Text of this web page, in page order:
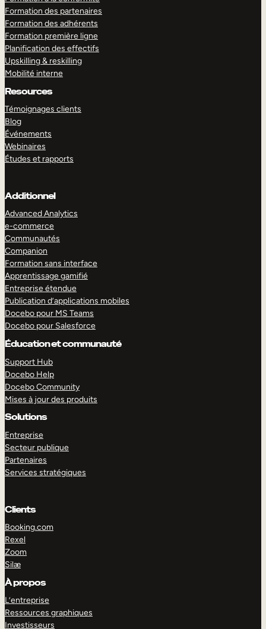
Formation des partenaires
Formation des adhérents
Formation première ligne
Planification des effectifs
Upskilling & reskilling
Mobilité interne
Resources
Témoignages clients
Blog
Événements
Webinaires
Études et rapports
Additionnel
Advanced Analytics
e-commerce
Communautés
Companion
Formation sans interface
Apprentissage gamifié
Entreprise étendue
Publication d’applications mobiles
Docebo pour MS Teams
Docebo pour Salesforce
Éducation et communauté
Support Hub
Docebo Help
Docebo Community
Mises à jour des produits
Solutions
Entreprise
Secteur publique
Partenaires
Services stratégiques
Clients
Booking.com
Rexel
Zoom
Silæ
À propos
L’entreprise
Ressources graphiques
Investisseurs